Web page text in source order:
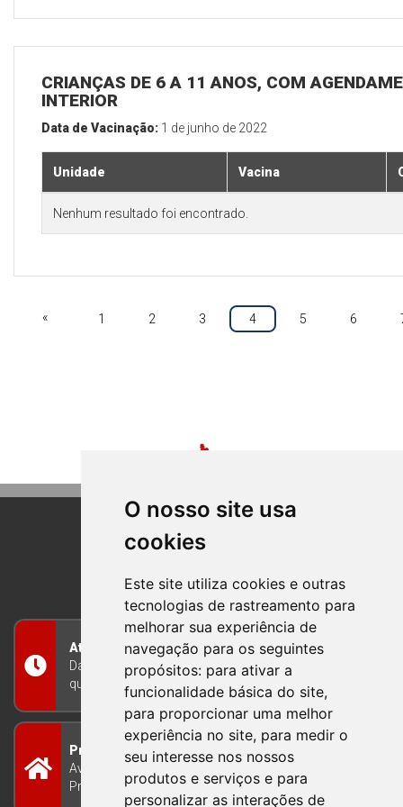
O nosso site usa
cookies
Este site utiliza cookies e outras
tecnologias de rastreamento para
melhorar sua experiência de
navegação para os seguintes
propósitos: para ativar a
funcionalidade básica do site,
para proporcionar uma melhor
experiência no site, para medir o
seu interesse nos nossos
produtos e serviços e para
personalizar as interações de
CRIANÇAS DE 6 A 11 ANOS, COM
INTERIOR
Data de Vacinação: 1 de junho de 2022
Unidade Vacina
Nenhum resultado foi encontrado.
« 1 2 3 4 5 6
BOM PRINCIPIO
RIO GRANDE DO SUL
Atendimento
Das 8h às 12h e das 13h às 17h30, de segunda a
quinta-feira, e nas sextas-feiras das 7h às 13h
Prefeitura Municipal
Avenida Guilherme Winter 65 - Centro Bom
Princípio/RS - Brasil CEP 95765-000